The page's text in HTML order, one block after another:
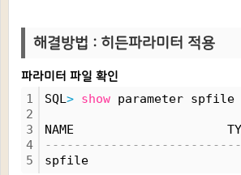
해결방법 : 히든파라미터 적용
파라미터 파일 확인
1
2
3
4
5
SQL> show parameter spfile
NAME
spfile